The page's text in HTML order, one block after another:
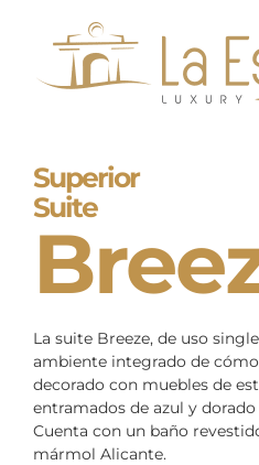
Superior
Suite
La suite Breeze, de uso
ambiente integrado de
decorado con muebles de
entramados de azul y
Cuenta con un baño
mármol Alicante.